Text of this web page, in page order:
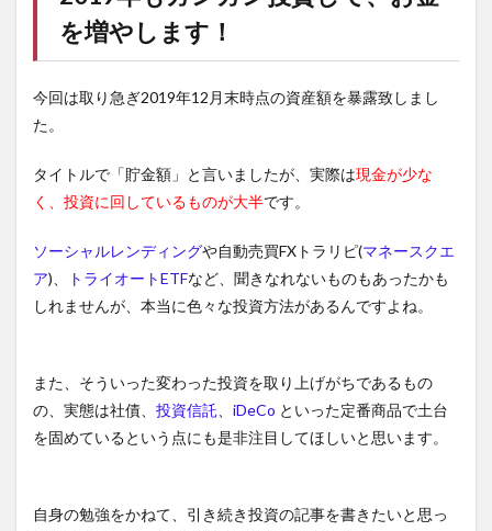
を増やします！
今回は取り急ぎ2019年12月末時点の資産額を暴露致しまし
た。
タイトルで「貯金額」と言いましたが、実際は現金が少な
く、投資に回しているものが大半です。
ソーシャルレンディングや自動売買FXトラリピ(マネースクエ
ア)、 トライオートETFなど、聞きなれないものもあったかも
しれませんが、本当に色々な投資方法があるんですよね。
また、そういった変わった投資を取り上げがちであるもの
の、実態は社債、 投資信託 iDeCo といった定番商品で土台
を固めているという点にも是非注目してほしいと思います。
自身の勉強をかねて、引き続き投資の記事を書きたいと思っ